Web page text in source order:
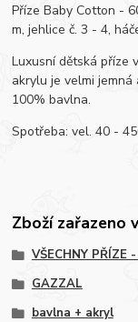
Příze Baby Cotton -
m, jehlice č. 3 - 4,
Luxusní dětská příze
akrylu je velmi
100% bavlna.
Spotřeba: vel. 40 -
Zboží zařazeno
VŠECHNY
GAZZAL
bavlna + akryl